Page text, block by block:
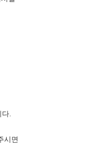
.
시면